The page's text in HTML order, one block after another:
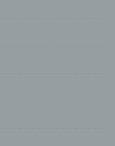
Lieferanten).
Nutzers zwecks
gelöscht, sofern sie